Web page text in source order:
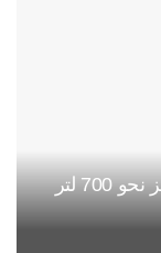
تفكيك مصنع تقليدي للماحيا بتزنيت وحجز نحو 700 لتر